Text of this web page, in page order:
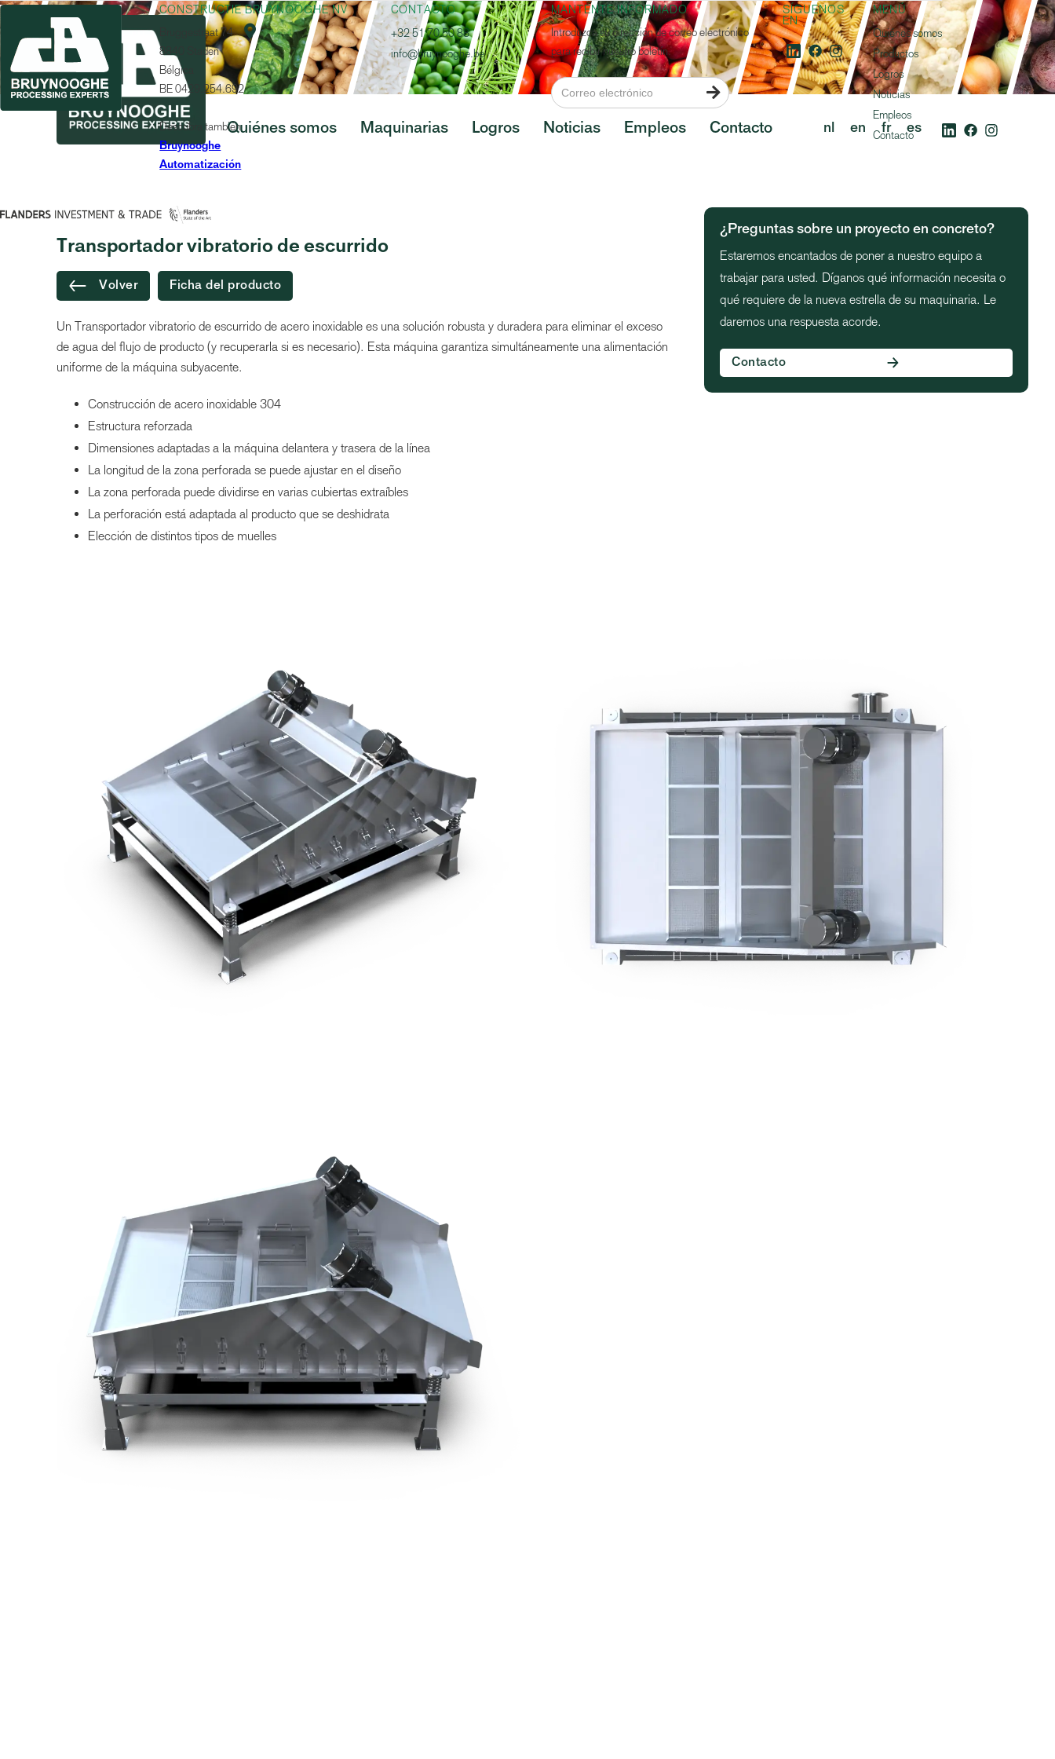
Quiénes somos Maquinarias Logros Noticias Empleos Contacto nl en fr es
MÁQUINA
Transportador vibratorio de escurrido
Volver Ficha del producto
Un Transportador vibratorio de escurrido de acero inoxidable es una solución robusta y duradera para eliminar el exceso
de agua del flujo de producto (y recuperarla si es necesario). Esta máquina garantiza simultáneamente una alimentación
uniforme de la máquina subyacente.
Construcción de acero inoxidable 304
Estructura reforzada
Dimensiones adaptadas a la máquina delantera y trasera de la línea
La longitud de la zona perforada se puede ajustar en el diseño
La zona perforada puede dividirse en varias cubiertas extraíbles
La perforación está adaptada al producto que se deshidrata
Elección de distintos tipos de muelles
¿Preguntas sobre un proyecto en concreto?
Estaremos encantados de poner a nuestro equipo a
trabajar para usted. Díganos qué información necesita o
qué requiere de la nueva estrella de su maquinaria. Le
daremos una respuesta acorde.
Contacto
CONSTRUCTIE BRUYNOOGHE NV
Bruggestraat 74
8840 Staden
Bélgica
BE 0429.254.692
Descubra también
Bruynooghe
Automatización

CONTACTO
+32 51 70 50 88
info@bruynooghe.be
MANTENTE INFORMADO
Introduzca su dirección de correo electrónico
para recibir nuestro boletín.

SÍGUENOS
EN
MENÚ
Quiénes somos
Productos
Logros
Noticias
Empleos
Contacto